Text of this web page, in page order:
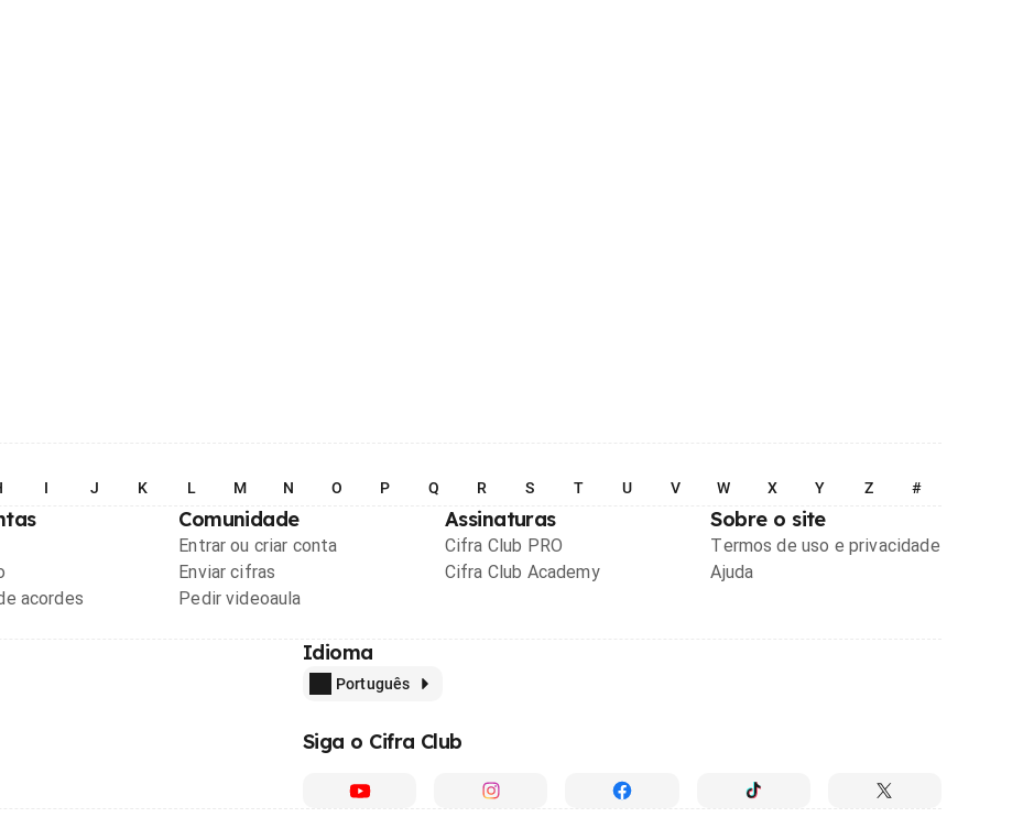
I J K L M N O P Q R S T U V W X Y Z #
acordes
Comunidade
Entrar ou criar conta
Enviar cifras
Pedir videoaula
Assinaturas
Cifra Club PRO
Cifra Club Academy
Sobre o site
Termos de uso e privacidade
Ajuda
Idioma
Português
Siga o Cifra Club